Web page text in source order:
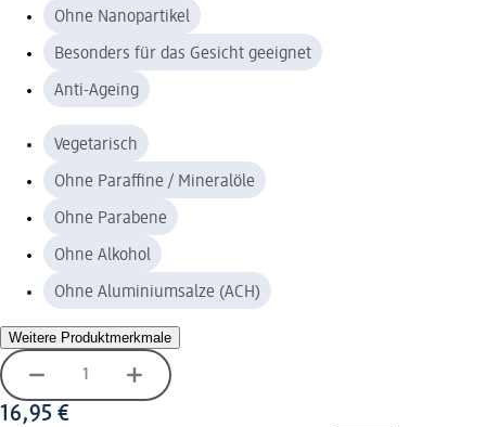
Ohne Nanopartikel
Besonders für das Gesicht geeignet
Anti-Ageing
Vegetarisch
Ohne Paraffine / Mineralöle
Ohne Parabene
Ohne Alkohol
Ohne Aluminiumsalze (ACH)
Weitere Produktmerkmale
16,95 €